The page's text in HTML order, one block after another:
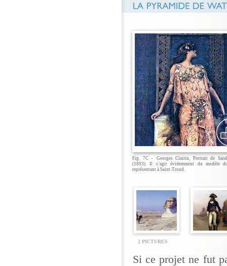
Fig. 7C – Georges Clairin, Portrait de
(1893). Il s’agit évidemment du modèle
représentant à Saint-Trond.
2 PICTURES
Si ce projet ne fut